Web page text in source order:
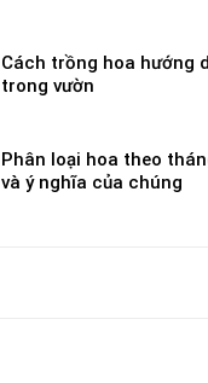
Cách trồng hoa hướng
trong vườn
Phân loại hoa theo
và ý nghĩa của chúng